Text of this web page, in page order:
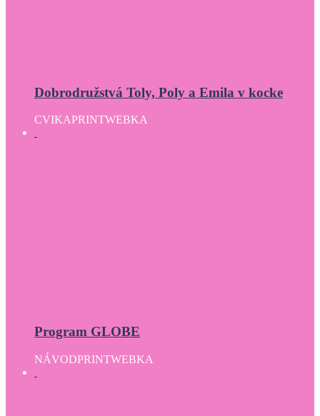
Dobrodružstvá Toly, Poly a Emila v kocke
CVIKAPRINTWEBKA
Program GLOBE
NÁVODPRINTWEBKA